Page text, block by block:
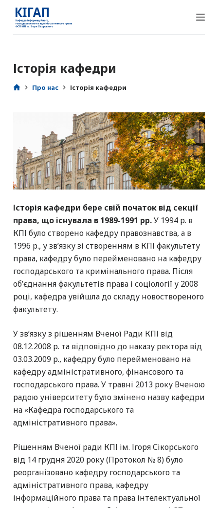
й
и
у
Історія кафедри
Про нас Історія кафедри
Історія кафедри бере свій початок від секції
права, що існувала в 1989-1991 рр.У 1994 р. в
КПІ було створено кафедру правознавства, а в
1996 р., у зв’язку зі створенням в КПІ факультету
права, кафедру було перейменовано на кафедру
господарського та кримінального права. Після
об’єднання факультетів права і соціології у 2008
році, кафедра увійшла до складу новоствореного
факультету.
У зв’язку з рішенням Вченої Ради КПІ від
08.12.2008 р. та відповідно до наказу ректора від
03.03.2009 р., кафедру було перейменовано на
кафедру адміністративного, фінансового та
господарського права. У травні 2013 року Вченою
радою університету було змінено назву кафедри
на «Кафедра господарського та
адміністративного права».
Рішенням Вченої ради КПІ ім. Ігоря Сікорського
від 14 грудня 2020 року (Протокол № 8) було
реорганізовано кафедру господарського та
адміністративного права, кафедру
інформаційного права та права інтелектуальної